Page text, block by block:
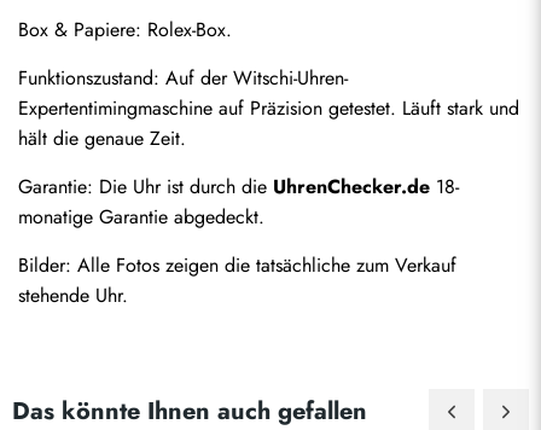
Box & Papiere: Rolex-Box.
Funktionszustand: Auf der Witschi-Uhren-
Expertentimingmaschine auf Präzision getestet. Läuft stark und
hält die genaue Zeit.
Garantie: Die Uhr ist durch die UhrenChecker.de 18-
monatige Garantie abgedeckt.
Bilder: Alle Fotos zeigen die tatsächliche zum Verkauf
stehende Uhr.
Das könnte Ihnen auch gefallen